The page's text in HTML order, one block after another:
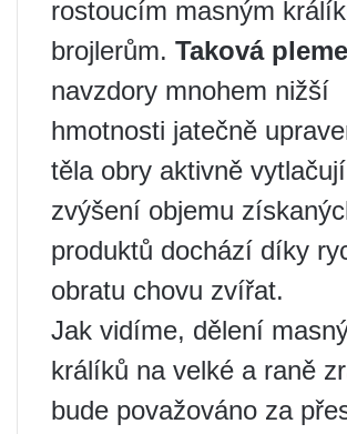
rostoucím masným
brojlerům. Taková
navzdory mnohem nižší
hmotnosti jatečně
těla obry aktivně
zvýšení objemu
produktů dochází díky
obratu chovu zvířat.
Jak vidíme, dělení
králíků na velké a raně
bude považováno za